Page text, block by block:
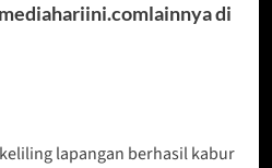
di
lapangan berhasil kabur